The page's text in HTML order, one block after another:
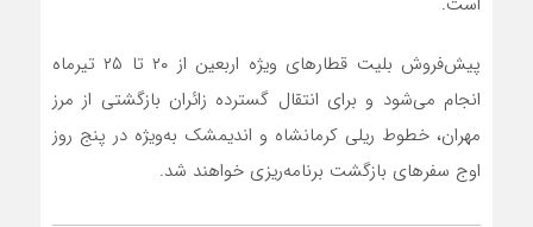
پیش‌فروش بلیت قطارهای ویژه اربعین از ۲۰ تا ۲۵ تیرماه
انجام می‌شود و برای انتقال گسترده زائران بازگشتی از مرز
مهران، خطوط ریلی کرمانشاه و اندیمشک به‌ویژه در پنج روز
اوج سفرهای بازگشت برنامه‌ریزی خواهند شد.